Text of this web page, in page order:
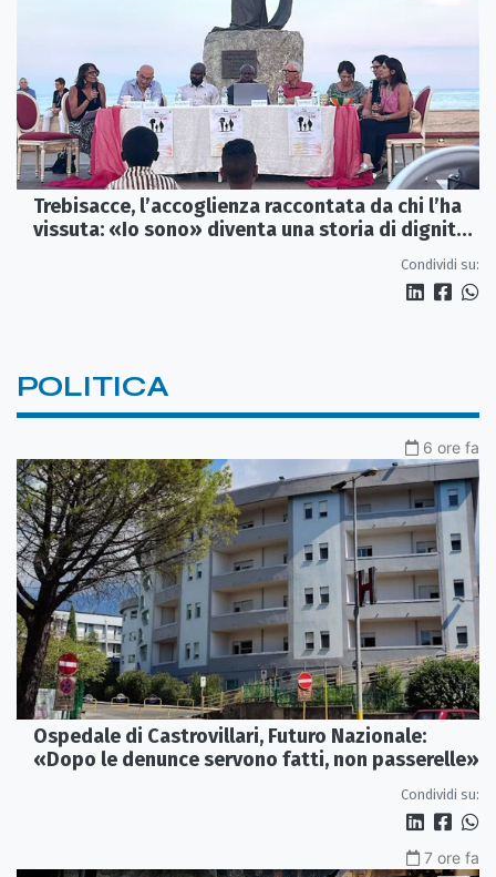
Trebisacce, l’accoglienza raccontata da chi l’ha
vissuta: «Io sono» diventa una storia di dignità
Condividi su:
POLITICA
6 ore fa
Ospedale di Castrovillari, Futuro Nazionale:
«Dopo le denunce servono fatti, non passerelle»
Condividi su:
7 ore fa